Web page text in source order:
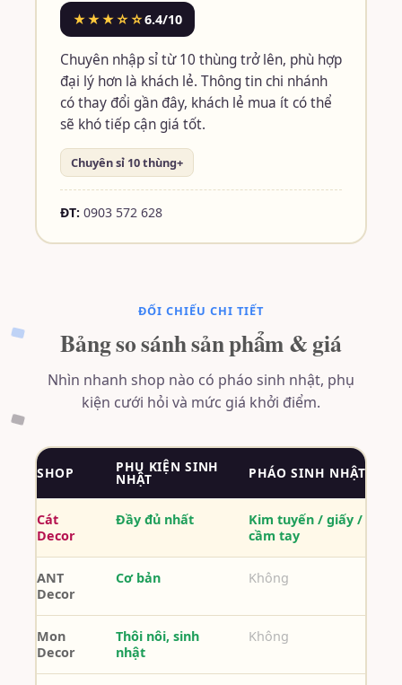
★★★☆☆6.4/10
Chuyên nhập sỉ từ 10 thùng trở lên, phù hợp
đại lý hơn là khách lẻ. Thông tin chi nhánh
có thay đổi gần đây, khách lẻ mua ít có thể
sẽ khó tiếp cận giá tốt.
Chuyên sỉ 10 thùng+
ĐT: 0903 572 628
ĐỐI CHIẾU CHI TIẾT
Bảng so sánh sản phẩm & giá
Nhìn nhanh shop nào có pháo sinh nhật, phụ
kiện cưới hỏi và mức giá khởi điểm.
SHOP PHỤ KIỆN SINH
NHẬT PHÁO SINH NHẬT
Cát
Decor
Đầy đủ nhất
Kim tuyến / giấy /
cầm tay
ANT
Decor
Cơ bản Không
Mon
Decor
Thôi nôi, sinh
nhật
Không